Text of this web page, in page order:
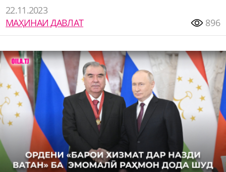
22.11.2023
МАҲИНАИ ДАВЛАТ
896